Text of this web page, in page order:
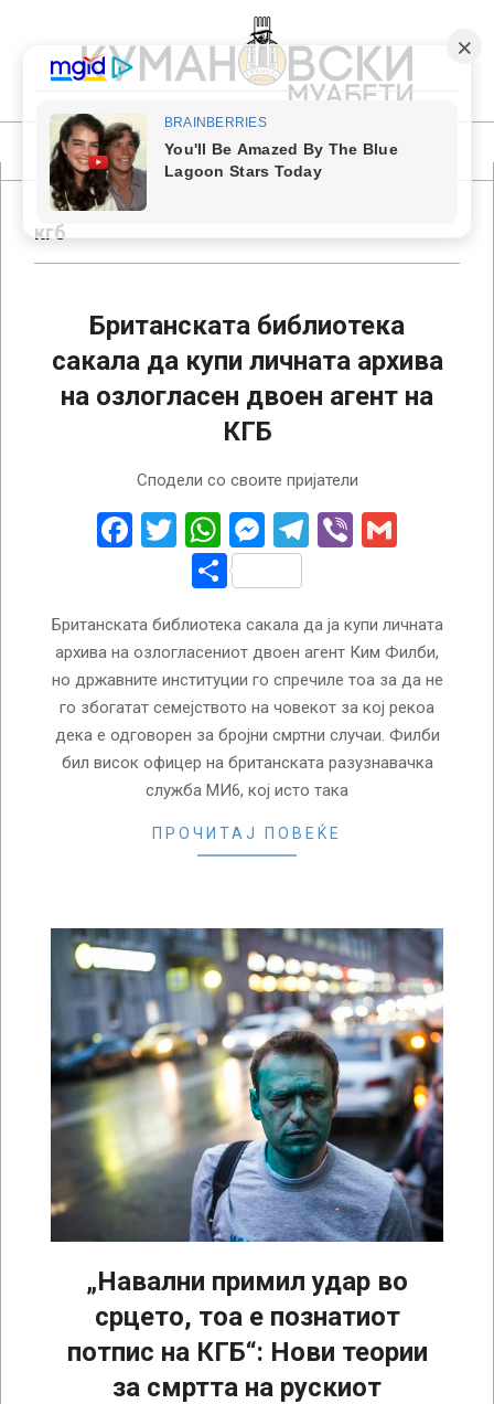
content
КУМАНОВСКИ
МУАБЕТИ
Primary
Navigation
Menuкгб
Британската библиотека
сакала да купи личната архива
на озлогласен двоен агент на
КГБ
Сподели со своите пријатели
Facebook
Twitter
WhatsApp
Messenger
Telegram
Viber
Share
Британската библиотека сакала да ја купи личната
архива на озлогласениот двоен агент Ким Филби,
но државните институции го спречиле тоа за да не
го збогатат семејството на човекот за кој рекоа
дека е одговорен за бројни смртни случаи. Филби
бил висок офицер на британската разузнавачка
служба МИ6, кој исто така
ПРОЧИТАЈ ПОВЕЌЕ
„Навални примил удар во
срцето, тоа е познатиот
потпис на КГБ“: Нови теории
за смртта на рускиот